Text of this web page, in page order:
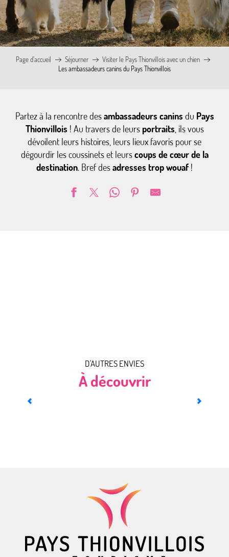
Page d’accueil Séjourner
Visiter le Pays Thionvillois avec un chien
Les ambassadeurs canins du Pays Thionvillois
Partez à la rencontre desambassadeurs canins du Pays
Thionvillois ! Au travers de leurs portraits , ils vous
dévoilent leurs histoires, leurs lieux favoris pour se
dégourdir les coussinets et leurscoups de cœur de la
destination. Bref desadresses trop wouaf !
D'AUTRES ENVIES
À découvrir